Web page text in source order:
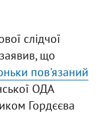
слідчої
що
пов'язаний
ОДА
Гордєєва